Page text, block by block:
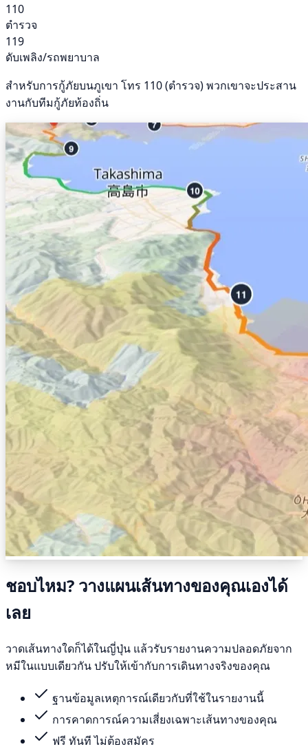
110
ตำรวจ
119
ดับเพลิง/รถพยาบาล
สำหรับการกู้ภัยบนภูเขา โทร 110 (ตำรวจ) พวกเขาจะประสาน
งานกับทีมกู้ภัยท้องถิ่น
ชอบไหม? วางแผนเส้นทางของคุณเองได้
เลย
วาดเส้นทางใดก็ได้ในญี่ปุ่น แล้วรับรายงานความปลอดภัยจาก
หมีในแบบเดียวกัน ปรับให้เข้ากับการเดินทางจริงของคุณ
ฐานข้อมูลเหตุการณ์เดียวกับที่ใช้ในรายงานนี้
การคาดการณ์ความเสี่ยงเฉพาะเส้นทางของคุณ
ฟรี ทันที ไม่ต้องสมัคร